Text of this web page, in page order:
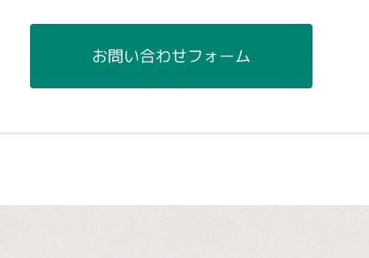
お問い合わせフォーム